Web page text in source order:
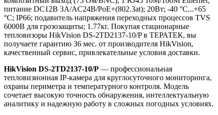
питание DC12В 3A/AC24В/PoE+(802.3at); 20Вт; -40 °C...+65
°C; IP66; подавитель напряжения переходных процессов TVS
6000B для грозозащиты; 1.77кг. Покупая стационарные
тепловизоры HikVision DS-2TD2137-10/P в ТЕРАТЕК, вы
получаете гарантию 36 мес. от производителя HikVision,
качественный сервис, привлекательные условия доставки.
HikVision DS-2TD2137-10/P — профессиональная
тепловизионная IP-камера для круглосуточного мониторинга,
охраны периметра и температурного контроля. Модель
сочетает высокую точность обнаружения, интеллектуальную
аналитику и надежную работу в сложных погодных условиях.